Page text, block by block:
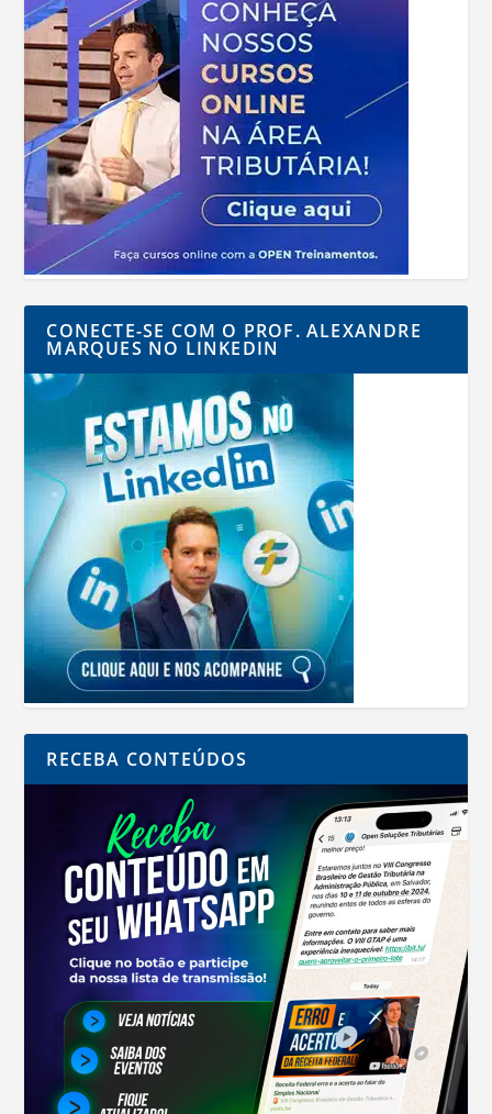
CONECTE-SE COM O PROF. ALEXANDRE
MARQUES NO LINKEDIN
RECEBA CONTEÚDOS